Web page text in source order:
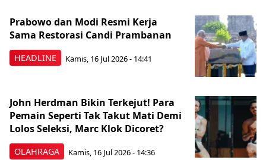
HEADLINE
Prabowo dan Modi Resmi Kerja
Sama Restorasi Candi Prambanan
Kamis, 16 Jul 2026 - 14:41
OLAHRAGA
John Herdman Bikin Terkejut! Para
Pemain Seperti Tak Takut Mati Demi
Lolos Seleksi, Marc Klok Dicoret?
Kamis, 16 Jul 2026 - 14:36